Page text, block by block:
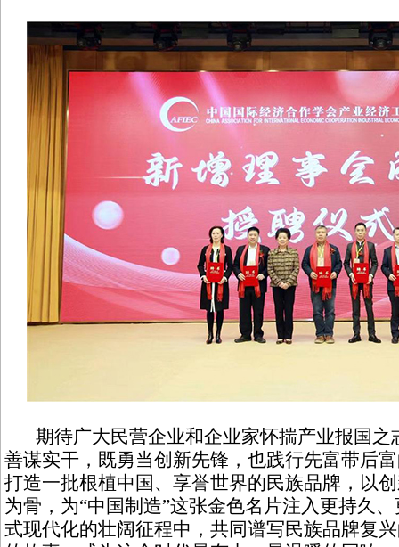
期待广大民营企业和企业家怀揣产业报国之
善谋实干，既勇当创新先锋，也践行先富带后
打造一批根植中国、享誉世界的民族品牌，以
为骨，为“中国制造”这张金色名片注入更持久
式现代化的壮阔征程中，共同谱写民族品牌复